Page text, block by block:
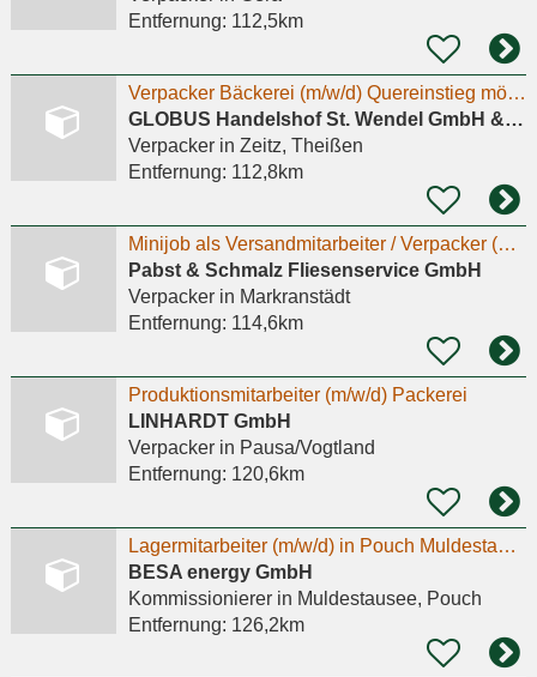
Entfernung: 112,5km
Verpacker Bäckerei (m/w/d) Quereinstieg möglich
GLOBUS Handelshof St. Wendel GmbH & Co. KG Betriebsstätte Theißen
Verpackerin Zeitz, Theißen
Entfernung: 112,8km
Minijob als Versandmitarbeiter / Verpacker (m/w/d) 15.07.2026
Pabst & Schmalz Fliesenservice GmbH
Verpackerin Markranstädt
Entfernung: 114,6km
Produktionsmitarbeiter (m/w/d) Packerei
LINHARDT GmbH
Verpackerin Pausa/Vogtland
Entfernung: 120,6km
Lagermitarbeiter (m/w/d) in Pouch Muldestausee! Minijob / Midijob / Teilzeit / Aushilfe / Ferienjob
BESA energy GmbH
Kommissioniererin Muldestausee, Pouch
Entfernung: 126,2km